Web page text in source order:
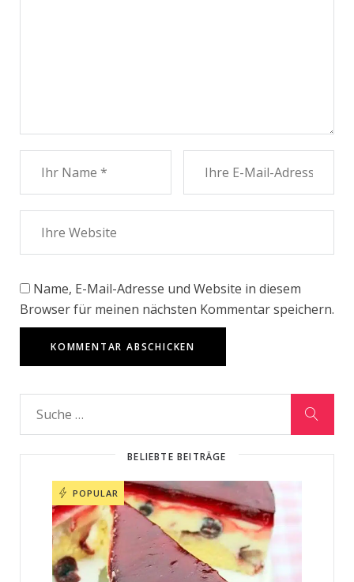
Name, E-Mail-Adresse und Website in diesem
Browser für meinen nächsten Kommentar speichern.
BELIEBTE BEITRÄGE
POPULAR